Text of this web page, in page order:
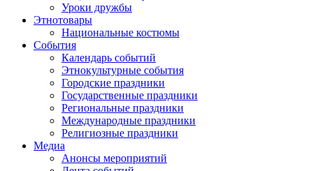
Уроки дружбы
Этнотовары
Национальные костюмы
События
Календарь событий
Этнокультурные события
Городские праздники
Государственные праздники
Региональные праздники
Международные праздники
Религиозные праздники
Медиа
Анонсы мероприятий